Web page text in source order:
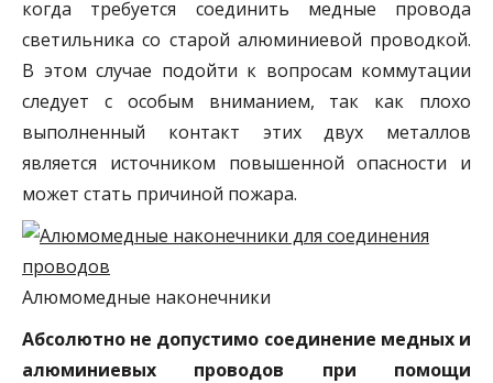
когда требуется соединить медные провода
светильника со старой алюминиевой проводкой.
В этом случае подойти к вопросам коммутации
следует с особым вниманием, так как плохо
выполненный контакт этих двух металлов
является источником повышенной опасности и
может стать причиной пожара.
Алюмомедные наконечники
Абсолютно не допустимо соединение медных и
алюминиевых проводов при помощи